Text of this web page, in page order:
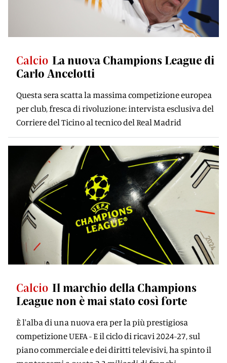
Calcio La nuova Champions League di
Carlo Ancelotti
Questa sera scatta la massima competizione europea
per club, fresca di rivoluzione: intervista esclusiva del
Corriere del Ticino al tecnico del Real Madrid
Calcio Il marchio della Champions
League non è mai stato così forte
È l'alba di una nuova era per la più prestigiosa
competizione UEFA - E il ciclo di ricavi 2024-27, sul
piano commerciale e dei diritti televisivi, ha spinto il